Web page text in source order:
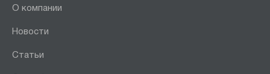
О компании
Новости
Статьи